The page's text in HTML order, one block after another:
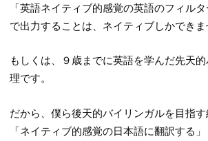
「英語ネイティブ的感覚の英語のフィルタ
で出力することは、ネイティブしかできま
もしくは、９歳までに英語を学んだ先天
理です。
だから、僕ら後天的バイリンガルを目指す
「ネイティブ的感覚の日本語に翻訳する」